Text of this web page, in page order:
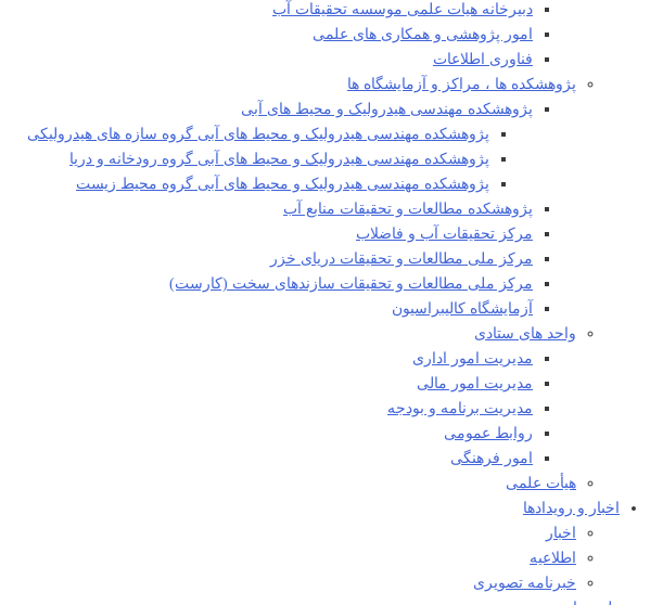
دبیرخانه هیات علمی موسسه تحقیقات آب
امور پژوهشی و همکاری های علمی
فناوری اطلاعات
پژوهشکده ها ، مراکز و آزمایشگاه ها
پژوهشکده مهندسی هیدرولیک و محیط های آبی
پژوهشکده مهندسی هیدرولیک و محیط های آبی گروه سازه های هیدرولیکی
پژوهشکده مهندسی هیدرولیک و محیط های آبی گروه رودخانه و دریا
پژوهشکده مهندسی هیدرولیک و محیط های آبی گروه محیط زیست
پژوهشکده مطالعات و تحقیقات منابع آب
مرکز تحقیقات آب و فاضلاب
مرکز ملی مطالعات و تحقیقات دریای خزر
مرکز ملی مطالعات و تحقیقات سازندهای سخت (کارست)
آزمایشگاه کالیبراسیون
واحد های ستادی
مدیریت امور اداری
مدیریت امور مالی
مدیریت برنامه و بودجه
روابط عمومی
امور فرهنگی
هیأت علمی​
اخبار و رویدادها
اخبار
اطلاعیه
خبرنامه تصویری